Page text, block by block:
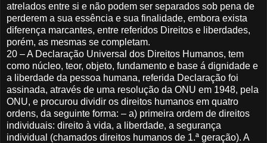
atrelados entre si e não podem ser separados sob pena de
perderem a sua essência e sua finalidade, embora exista
diferença marcantes, entre referidos Direitos e liberdades,
porém, as mesmas se completam.
20 – A Declaração Universal dos Direitos Humanos, tem
como núcleo, teor, objeto, fundamento e base á dignidade e
a liberdade da pessoa humana, referida Declaração foi
assinada, através de uma resolução da ONU em 1948, pela
ONU, e procurou dividir os direitos humanos em quatro
ordens, da seguinte forma: – a) primeira ordem de direitos
individuais: direito à vida, a liberdade, a segurança
individual (chamados direitos humanos de 1.ª geração). A